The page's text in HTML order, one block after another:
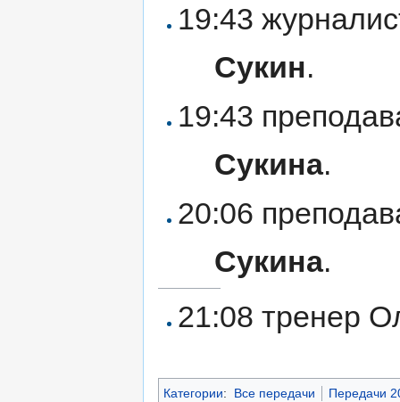
19:43
Сукин.
19:43
Сукина.
20:06
Сукина.
21:08 тренер
Категории: Все передачи
Передачи